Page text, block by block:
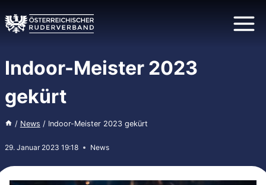
Inhalt
springen
Indoor-Meister 2023
gekürt
/ News / Indoor-Meister 2023 gekürt
29. Januar 2023 19:18 News